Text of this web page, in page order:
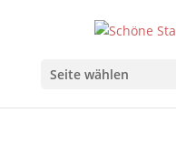
Seite wählen